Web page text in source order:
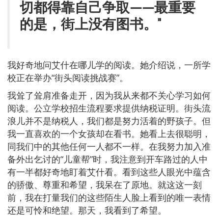
切都得靠自己争取——最重要
的是，街上没有图书。"
我好奇地问艾什在哪儿学的阅读。她介绍说，一所学
校正在举办“街头阅读挑战赛”。
我耸了耸肩准备走开，因为我从来都不关心学习如何
阅读。公立学校招生流程要求提供纳税证明。街头流
浪儿并不是纳税人，我们都是努力活着的野孩子。但
我一直喜欢的一个女孩却在看书。她看上去很聪明，
同我们中的其他任何一人都不一样。在我努力加入准
备外出乞讨的“儿童帮”时，我注意到开车路过的人中
有一半都好奇地盯着艾什看。看到这些人眼光中蕴含
的骄傲、尊重和希望，我呆在了原地。就这这一刻
前，我在打量我们的这些陌生人脸上看到的唯一表情
还是可怜和绝望。那天，我看到了希望。